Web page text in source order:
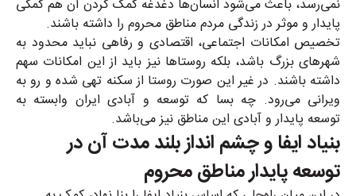
نمی‌رسد، باعث می‌شود انسان‌ها دغدغه کمک کردن آن هم کمکی
پایدار و موثر در زندگی مردم مناطق محروم را داشته باشند.
تخصیص امکانات اجتماعی، اقتصادی و رفاهی نباید محدود به
شهرهای بزرگ باشد، بلکه روستاها نیز باید از این امکانات سهم
داشته باشند. در غیر این صورت روستا از سکنه تهی شده و رو به
ویرانی می‌رود. چه بسا که توسعه و آبادی ایران وابسته به
توسعه پایدار و آبادی این مناطق نیز می‌باشد.
بنیاد ایفا و چشم انداز بلند مدت آن در
توسعه پایدار مناطق محروم